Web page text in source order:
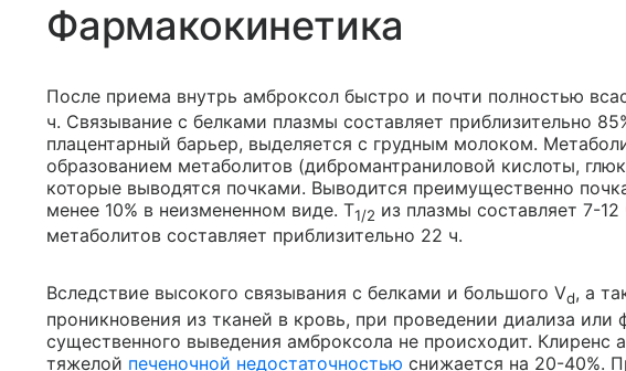
Фармакокинетика
После приема внутрь амброксол быстро и почти полностью
ч. Связывание с белками плазмы составляет приблизительно
плацентарный барьер, выделяется с грудным молоком.
образованием метаболитов (дибромантраниловой кислоты,
которые выводятся почками. Выводится преимущественно
менее 10% в неизмененном виде. T1/2 из плазмы составляет 7-12
метаболитов составляет приблизительно 22 ч.
Вследствие высокого связывания с белками и большого Vd, а
проникновения из тканей в кровь, при проведении диализа или
существенного выведения амброксола не происходит. Клиренс
тяжелой печеночной недостаточностью снижается на 20-40%.